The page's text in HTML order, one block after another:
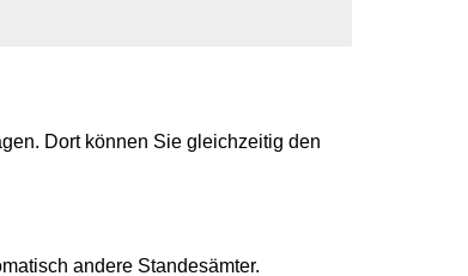
Dort können Sie gleichzeitig den
andere Standesämter.